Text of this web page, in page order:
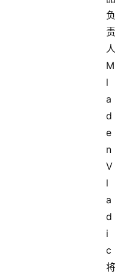
负
责
人
M
l
a
d
e
n
V
l
a
d
i
c
将